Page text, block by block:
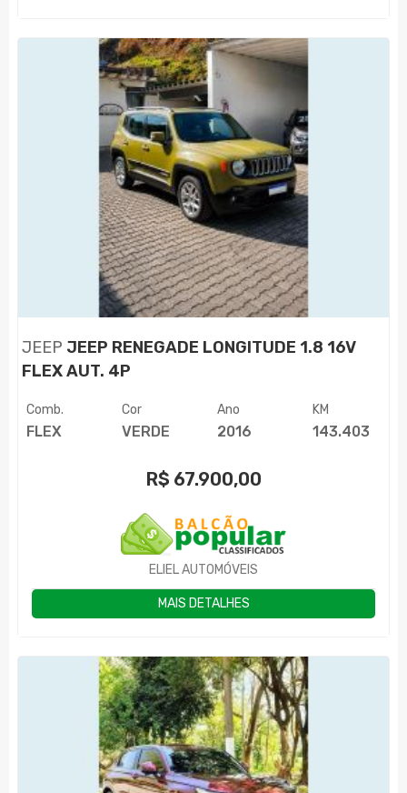
JEEP JEEP RENEGADE LONGITUDE 1.8 16V
FLEX AUT. 4P
Comb.
FLEX
Cor
VERDE
Ano
2016
KM
143.403
R$ 67.900,00
ELIEL AUTOMÓVEIS
MAIS DETALHES